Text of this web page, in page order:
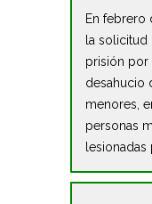
En febrero
la solicitud
prisión por
desahucio
menores,
personas
lesionadas